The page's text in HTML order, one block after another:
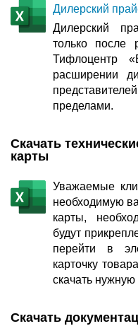
Дилерский
Дилерский
только после
Тифлоцентр
расширении
пределами.
Скачать
карты
Уважаемые
необходимую
карты,
будут
перейти в
карточку
скачать
Скачать